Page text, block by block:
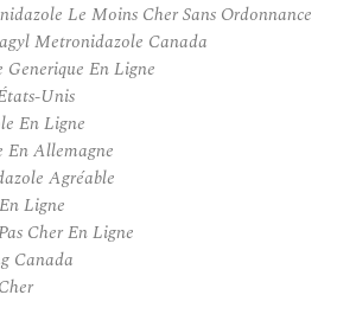
Le Moins Cher Sans Ordonnance
Metronidazole Canada
En Ligne
Unis
En Ligne
Allemagne
Agréable
Ligne
Cher En Ligne
Canada